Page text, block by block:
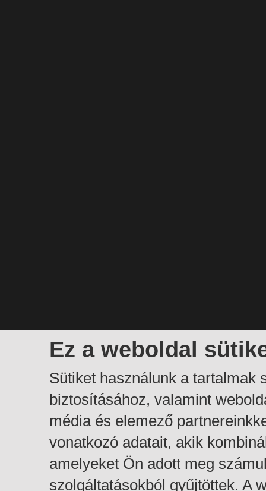
Ez a weboldal
Sütiket használunk a tartalmak
biztosításához, valamint
média és elemező
vonatkozó adatait, akik
amelyeket Ön adott meg
szolgáltatásokból gyűjtöttek. A